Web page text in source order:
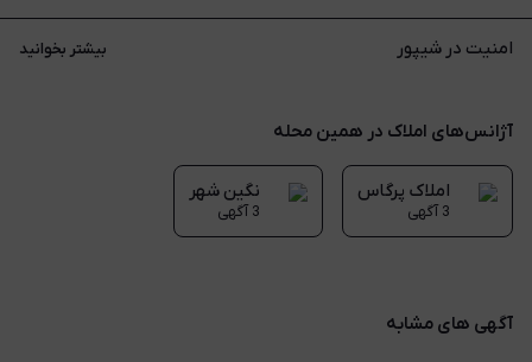
امنیت در شیپور بیشتر بخوانید
آژانس‌های املاک در همین محله‌
املاک پرگاس
3 آگهی
نگین شهر
3 آگهی
آگهی های مشابه